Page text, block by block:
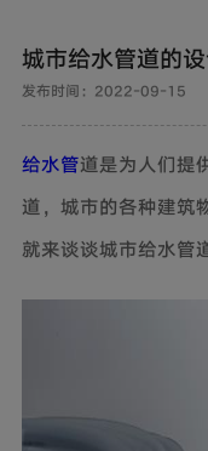
城市给水管道的
发布时间：2022-09-15
给水管道是为人们提
道，城市的各种建筑
就来谈谈城市给水管